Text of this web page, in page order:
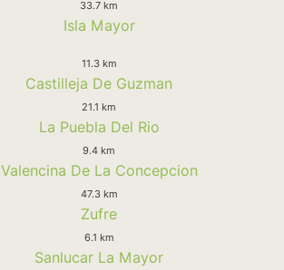
33.7 km
Isla Mayor
11.3 km
Castilleja De Guzman
21.1 km
La Puebla Del Rio
9.4 km
Valencina De La Concepcion
47.3 km
Zufre
6.1 km
Sanlucar La Mayor